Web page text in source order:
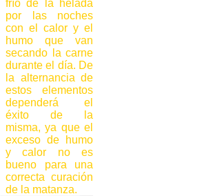
frío de la helada
por las noches
con el calor y el
humo que van
secando la carne
durante el día. De
la alternancia de
estos elementos
dependerá el
éxito de la
misma, ya que el
exceso de humo
y calor no es
bueno para una
correcta curación
de la matanza.